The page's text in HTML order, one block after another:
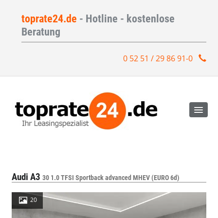
toprate24.de - Hotline - kostenlose
Beratung
0 52 51 / 29 86 91-0
Audi A3 30 1.0 TFSI Sportback advanced MHEV (EURO 6d)
20